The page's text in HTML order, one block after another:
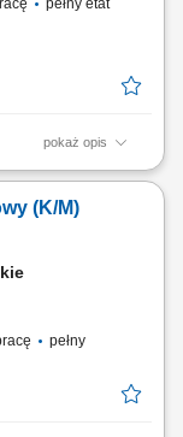
pełny etat
pokaż opis
klientów
i usług firmy
(K/M)
pełny